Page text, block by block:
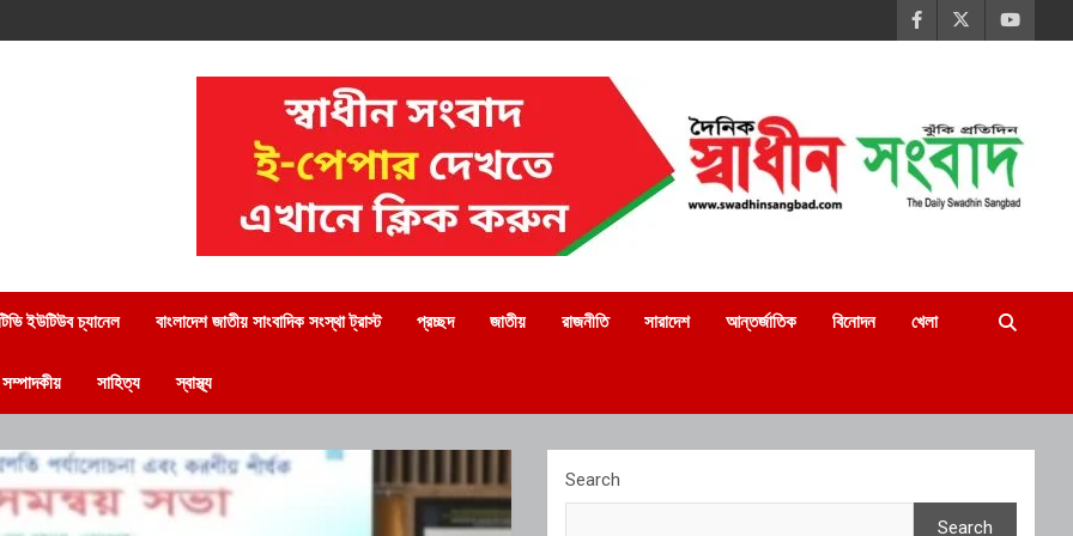
ইউটিউব চ্যানেল বাংলাদেশ জাতীয় সাংবাদিক সংস্থা ট্রাস্ট প্রচ্ছদ জাতীয় রাজনীতি সারাদেশ আন্তর্জাতিক বিনোদন খেলা
সম্পাদকীয় সাহিত্য স্বাস্থ্য
Search
Search